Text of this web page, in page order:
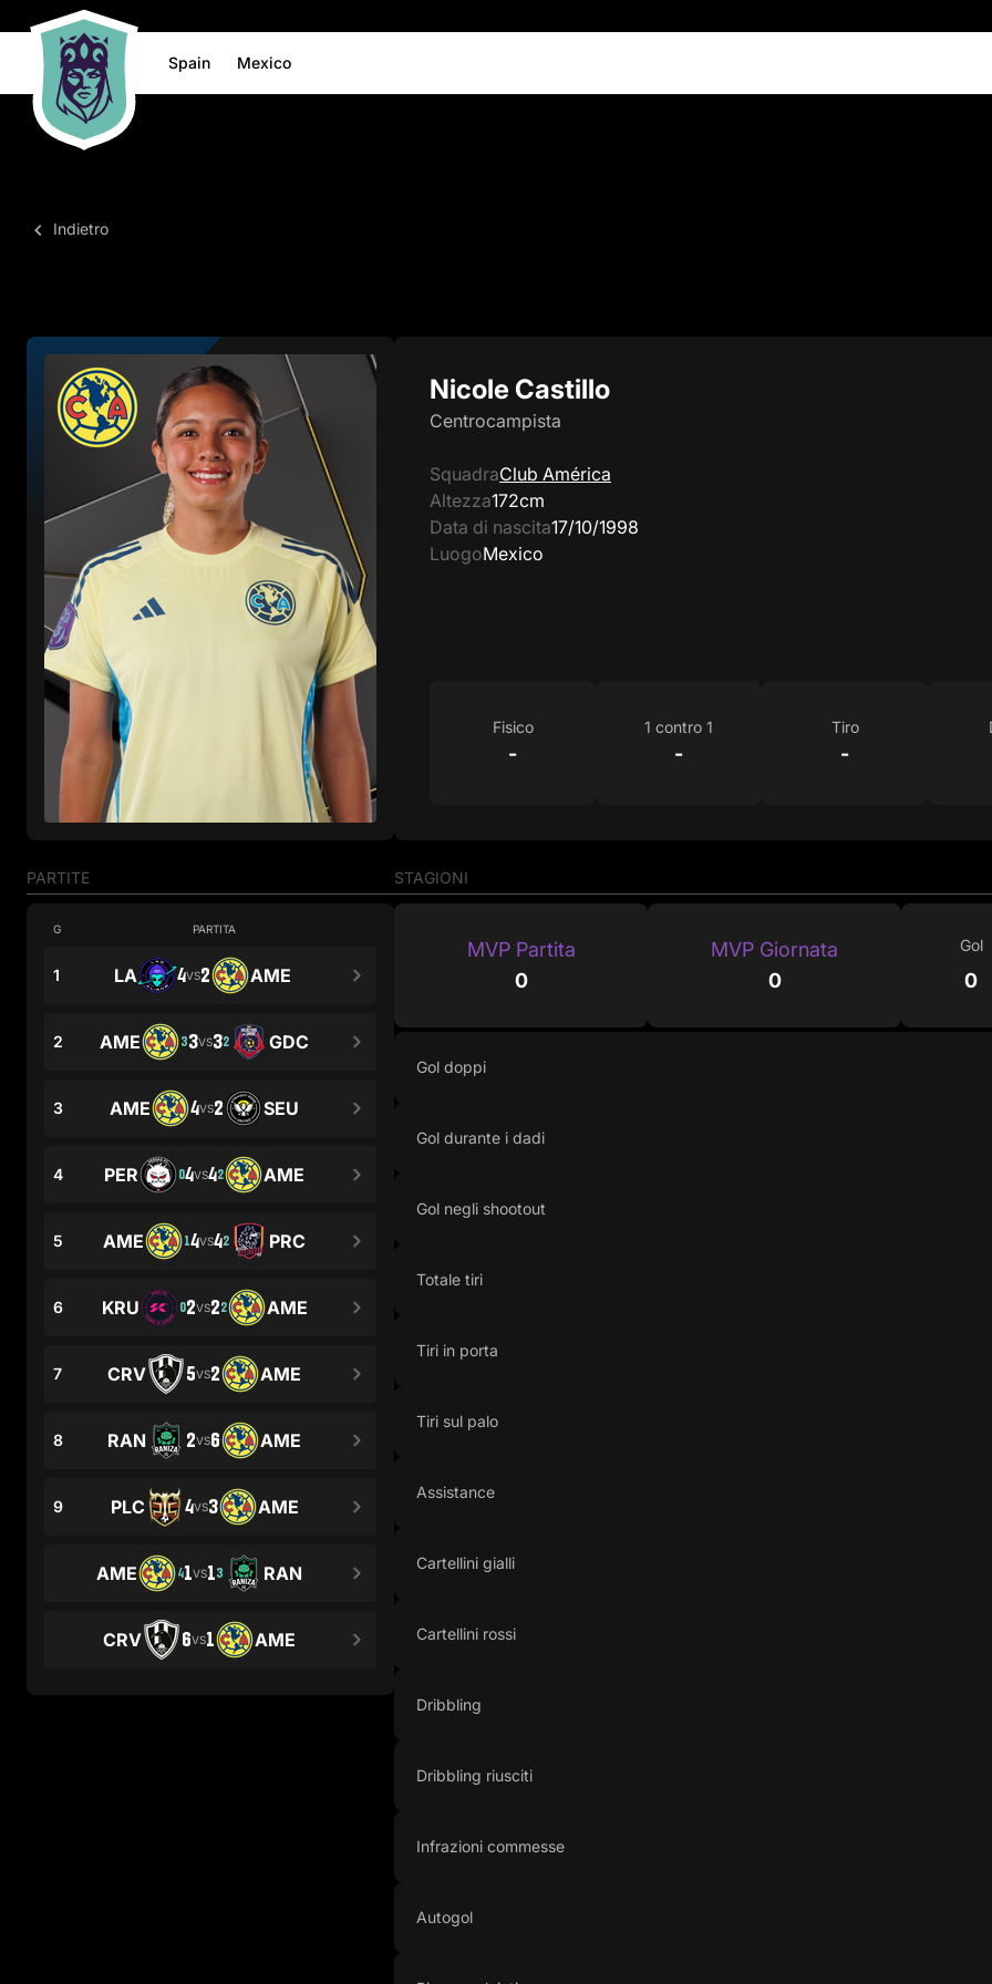
Spain Mexico
Indietro
Nicole Castillo
Centrocampista
SquadraClub América
Altezza172cm
Data di nascita17/10/1998
LuogoMexico
Fisico
-
1 contro 1
-
Tiro
-
PARTITE
G PARTITA
1 LA 4VS2 AME
2 AME 33VS32 GDC
3 AME 4VS2 SEU
4 PER 04VS42 AME
5 AME 14VS42 PRC
6 KRU 02VS22 AME
7 CRV 5VS2 AME
8 RAN 2VS6 AME
9 PLC 4VS3 AME
AME 41VS13 RAN
CRV 6VS1 AME
STAGIONI
MVP Partita
0
MVP Giornata
0
Gol
0
Gol doppi
Gol durante i dadi
Gol negli shootout
Totale tiri
Tiri in porta
Tiri sul palo
Assistance
Cartellini gialli
Cartellini rossi
Dribbling
Dribbling riusciti
Infrazioni commesse
Autogol